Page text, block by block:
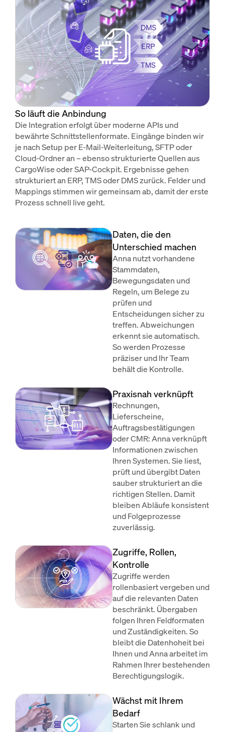
So läuft die Anbindung
Die Integration erfolgt über moderne APIs und
bewährte Schnittstellenformate. Eingänge binden wir
je nach Setup per E-Mail-Weiterleitung, SFTP oder
Cloud-Ordner an – ebenso strukturierte Quellen aus
CargoWise oder SAP-Cockpit. Ergebnisse gehen
strukturiert an ERP, TMS oder DMS zurück. Felder und
Mappings stimmen wir gemeinsam ab, damit der erste
Prozess schnell live geht.
Daten, die den
Unterschied machen
Anna nutzt vorhandene
Stammdaten,
Bewegungsdaten und
Regeln, um Belege zu
prüfen und
Entscheidungen sicher zu
treffen. Abweichungen
erkennt sie automatisch.
So werden Prozesse
präziser und Ihr Team
behält die Kontrolle.
Praxisnah verknüpft
Rechnungen,
Lieferscheine,
Auftragsbestätigungen
oder CMR: Anna verknüpft
Informationen zwischen
Ihren Systemen. Sie liest,
prüft und übergibt Daten
sauber strukturiert an die
richtigen Stellen. Damit
bleiben Abläufe konsistent
und Folgeprozesse
zuverlässig.
Zugriffe, Rollen,
Kontrolle
Zugriffe werden
rollenbasiert vergeben und
auf die relevanten Daten
beschränkt. Übergaben
folgen Ihren Feldformaten
und Zuständigkeiten. So
bleibt die Datenhoheit bei
Ihnen und Anna arbeitet im
Rahmen Ihrer bestehenden
Berechtigungslogik.
Wächst mit Ihrem
Bedarf
Starten Sie schlank und